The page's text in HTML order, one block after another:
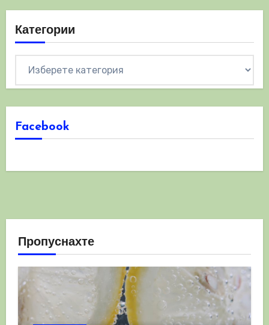
Категории
Facebook
Пропуснахте